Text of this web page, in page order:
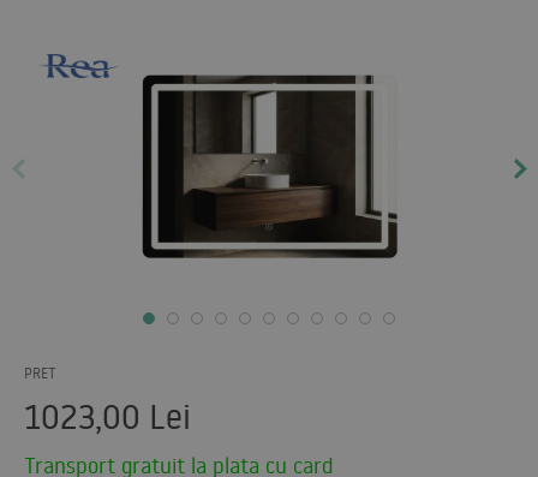
PRET
1023,00 Lei
Transport gratuit la plata cu card